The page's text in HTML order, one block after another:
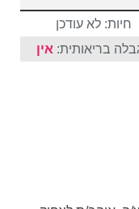
חיות: לא עודכן
בריאותית: אין